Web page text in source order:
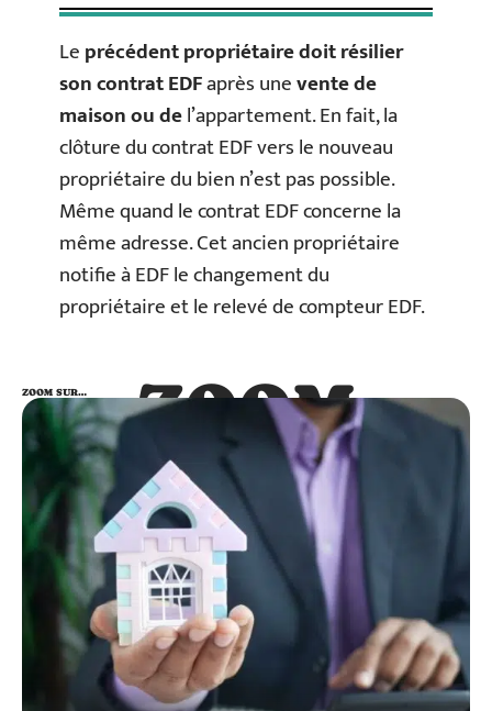
Leprécédent propriétaire doit résilier
son contrat EDFaprès unevente de
maison ou del’appartement. En fait, la
clôture du contrat EDF vers le nouveau
propriétaire du bien n’est pas possible.
Même quand le contrat EDF concerne la
même adresse. Cet ancien propriétaire
notifie à EDF le changement du
propriétaire et le relevé de compteur EDF.
ZOOM
SUR…
ZOOM SUR…